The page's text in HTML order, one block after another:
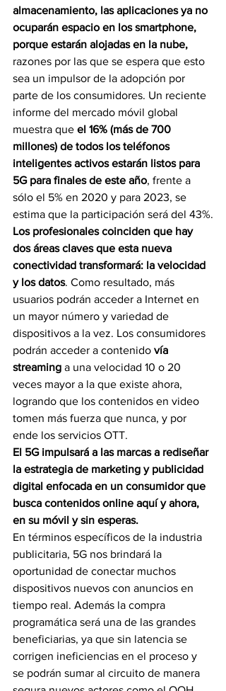
almacenamiento, las aplicaciones ya no
ocuparán espacio en los smartphone,
porque estarán alojadas en la nube,
razones por las que se espera que esto
sea un impulsor de la adopción por
parte de los consumidores. Un reciente
informe del mercado móvil global
muestra que el 16% (más de 700
millones) de todos los teléfonos
inteligentes activos estarán listos para
5G para finales de este año, frente a
sólo el 5% en 2020 y para 2023, se
estima que la participación será del 43%.
Los profesionales coinciden que hay
dos áreas claves que esta nueva
conectividad transformará: la velocidad
y los datos. Como resultado, más
usuarios podrán acceder a Internet en
un mayor número y variedad de
dispositivos a la vez. Los consumidores
podrán acceder a contenido vía
streaming a una velocidad 10 o 20
veces mayor a la que existe ahora,
logrando que los contenidos en video
tomen más fuerza que nunca, y por
ende los servicios OTT.
El 5G impulsará a las marcas a rediseñar
la estrategia de marketing y publicidad
digital enfocada en un consumidor que
busca contenidos online aquí y ahora,
en su móvil y sin esperas.
En términos específicos de la industria
publicitaria, 5G nos brindará la
oportunidad de conectar muchos
dispositivos nuevos con anuncios en
tiempo real. Además la compra
programática será una de las grandes
beneficiarias, ya que sin latencia se
corrigen ineficiencias en el proceso y
se podrán sumar al circuito de manera